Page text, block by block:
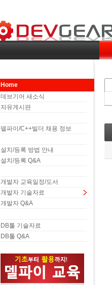
Home
데브기어 새소식
자유게시판
델파이/C++빌더 채용 정보
설치/등록 방법 안내
설치/등록 Q&A
개발자 교육일정/도서
개발자 기술자료
개발자 Q&A
DB툴 기술자료
DB툴 Q&A